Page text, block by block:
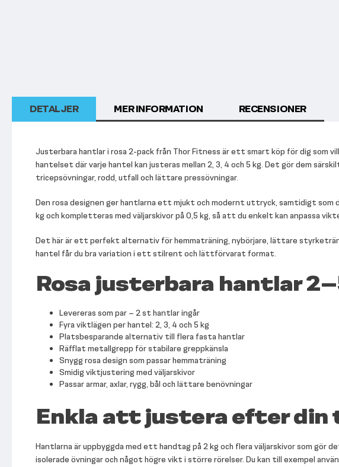
DETALJER
Justerbara hantlar i rosa 2-pack från Thor Fitness är ett smart köp för dig som
hantelset där varje hantel kan justeras mellan 2, 3, 4 och 5 kg. Det gör dem
tricepsövningar, rodd, utfall och lättare pressövningar.
Den rosa designen ger hantlarna ett mjukt och modernt uttryck, samtidigt
kg och kompletteras med väljarskivor på 0,5 kg, så att du enkelt kan anpassa
Det här är ett perfekt alternativ för hemmaträning, nybörjare, lättare
hantel får du bra variation i ett stilrent och lättförvarat format.
Rosa justerbara hantlar
Levereras som par – 2 st hantlar ingår
Fyra viktlägen per hantel: 2, 3, 4 och 5 kg
Platsbesparande alternativ till flera fasta hantlar
Räfflat metallgrepp för stabilare greppkänsla
Snygg rosa design som passar hemmaträning
Smidig viktjustering med väljarskivor
Passar armar, axlar, rygg, bål och lättare benövningar
Enkla att justera efter din
Hantlarna är uppbyggda med ett handtag på 2 kg och flera väljarskivor som
isolerade övningar och något högre vikt i större rörelser. Du kan till exempel
MER INFORMATION RECENSIONER